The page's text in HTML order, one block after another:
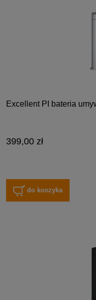
Excellent PI bateria
399,00 zł
do koszyka